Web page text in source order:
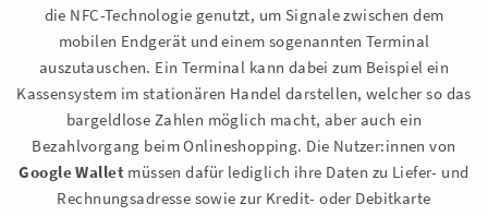
die NFC-Technologie genutzt, um Signale zwischen dem
mobilen Endgerät und einem sogenannten Terminal
auszutauschen. Ein Terminal kann dabei zum Beispiel ein
Kassensystem im stationären Handel darstellen, welcher so das
bargeldlose Zahlen möglich macht, aber auch ein
Bezahlvorgang beim Onlineshopping. Die Nutzer:innen von
Google Walletmüssen dafür lediglich ihre Daten zu Liefer- und
Rechnungsadresse sowie zur Kredit- oder Debitkarte